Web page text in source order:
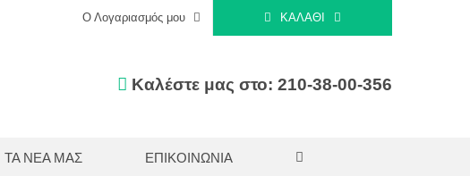
Ο Λογαριασμός μου ΚΑΛΆΘΙ
Καλέστε μας στο: 210-38-00-356
ΤΑ ΝΕΑ ΜΑΣ ΕΠΙΚΟΙΝΩΝΙΑ